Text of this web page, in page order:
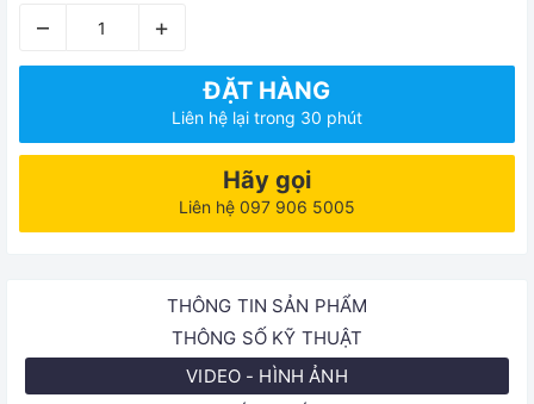
– +
ĐẶT HÀNG
Liên hệ lại trong 30 phút
Hãy gọi
Liên hệ 097 906 5005
THÔNG TIN SẢN PHẨM
THÔNG SỐ KỸ THUẬT
VIDEO - HÌNH ẢNH